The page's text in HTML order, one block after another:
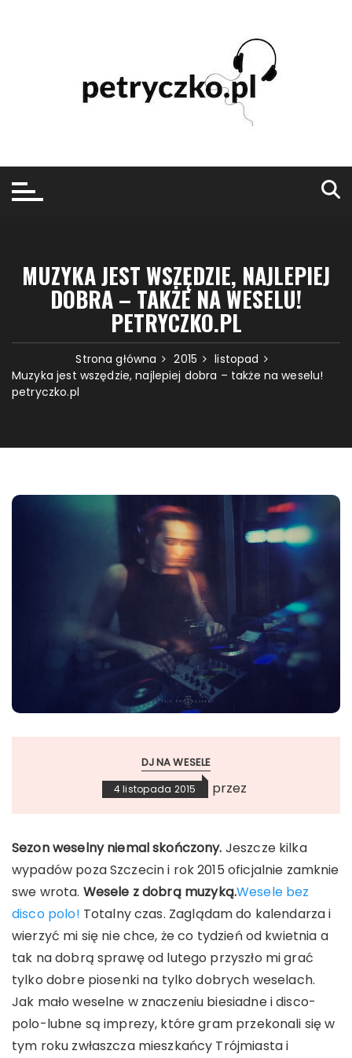
MUZYKA JEST WSZĘDZIE, NAJLEPIEJ
DOBRA – TAKŻE NA WESELU!
PETRYCZKO.PL
Strona główna 2015
listopad
Muzyka jest wszędzie, najlepiej dobra – także na weselu!
petryczko.pl
DJ NA WESELE
4 listopada 2015 przez
Sezon weselny niemal skończony. Jeszcze kilka
wypadów poza Szczecin i rok 2015 oficjalnie zamknie
swe wrota. Wesele z dobrą muzyką.Wesele bez
disco polo! Totalny czas. Zaglądam do kalendarza i
wierzyć mi się nie chce, że co tydzień od kwietnia a
tak na dobrą sprawę od lutego przyszło mi grać
tylko dobre piosenki na tylko dobrych weselach.
Jak mało weselne w znaczeniu biesiadne i disco-
polo-lubne są imprezy, które gram przekonali się w
tym roku zwłaszcza mieszkańcy Trójmiasta i